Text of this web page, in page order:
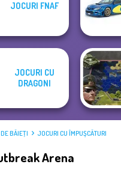
JOCURI FNAF
JOCURI CU
DRAGONI
BĂIEŢI JOCURI CU ÎMPUŞCĂTURI
Arena